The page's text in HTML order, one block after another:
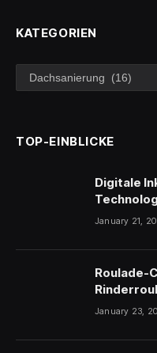
KATEGORIEN
Kategorien
TOP-EINBLICKE
Digitale
January 21,
Roulade-
January 23,